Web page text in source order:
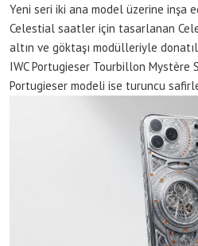
Yeni seri iki ana model üzerine inşa
Celestial saatler için tasarlanan
altın ve göktaşı modülleriyle
IWC Portugieser Tourbillon
Portugieser modeli ise turuncu